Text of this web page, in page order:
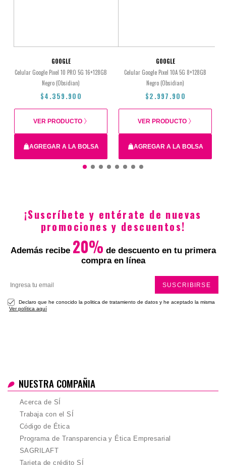
GOOGLE
Celular Google Pixel 10 PRO 5G 16+128GB
Negro (Obsidian)
$4.359.900
AGREGAR A LA BOLSA
VER PRODUCTO
GOOGLE
Celular Google Pixel 10A 5G 8+128GB
Negro (Obsidian)
$2.997.900
AGREGAR A LA BOLSA
VER PRODUCTO
¡Suscríbete y entérate de nuevas
promociones y descuentos!
Además recibe 20% de descuento en tu primera
compra en línea
SUSCRIBIRSE
Declaro que he conocido la politica de tratamiento de datos y he aceptado la misma
Ver política aquí
NUESTRA COMPAÑIA
Acerca de SÍ
Trabaja con el SÍ
Código de Ética
Programa de Transparencia y Ética Empresarial
SAGRILAFT
Tarjeta de crédito SÍ